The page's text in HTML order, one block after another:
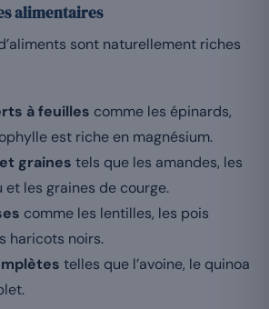
alimentaires
sont naturellement riches
à feuilles comme les épinards,
est riche en magnésium.
graines tels que les amandes, les
et les graines de courge.
comme les lentilles, les pois
haricots noirs.
telles que l’avoine, le quinoa